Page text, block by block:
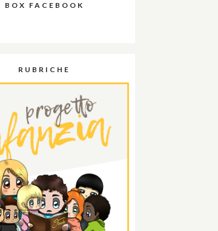
BOX FACEBOOK
RUBRICHE